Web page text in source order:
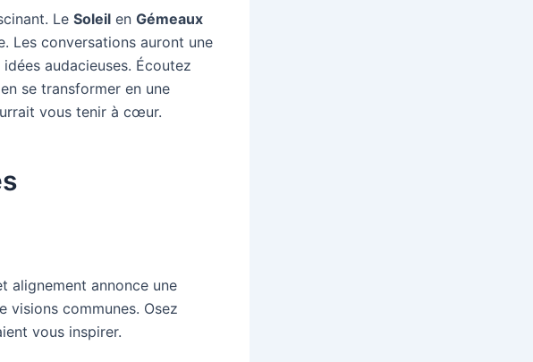
Le Soleil en Gémeaux
Les conversations auront une
audacieuses. Écoutez
se transformer en une
vous tenir à cœur.
alignement annonce une
visions communes. Osez
vous inspirer.